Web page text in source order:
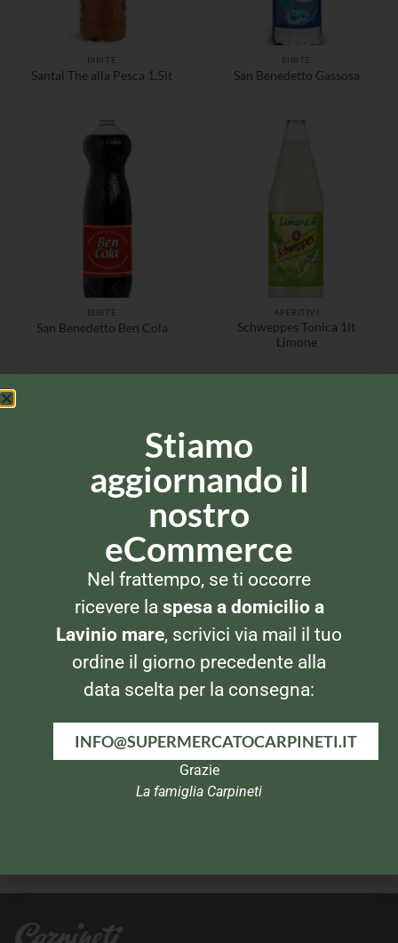
BIBITE
Santal The alla Pesca 1,5lt
BIBITE
San Benedetto Gassosa
BIBITE
San Benedetto Ben Cola
APERITIVI
Schweppes Tonica 1lt
Limone
BIBITE BIBITE
Stiamo
aggiornando il
nostro
eCommerce
Nel frattempo, se ti occorre
ricevere la spesa a domicilio a
Lavinio mare, scrivici via mail il tuo
ordine il giorno precedente alla
data scelta per la consegna:
INFO@SUPERMERCATOCARPINETI.IT
Grazie
La famiglia Carpineti